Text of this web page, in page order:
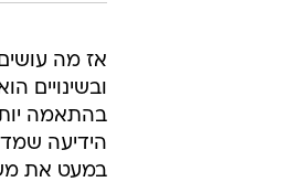
אז מה
ובשינויים
בהתאמה
הידיעה
במעט את